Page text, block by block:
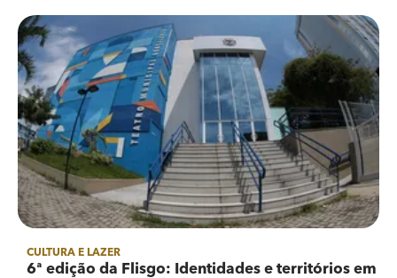
CULTURA E LAZER
6ª edição da Flisgo: Identidades e territórios em